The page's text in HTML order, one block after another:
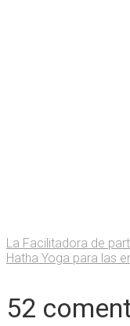
La Facilitadora de
Hatha Yoga para las
52